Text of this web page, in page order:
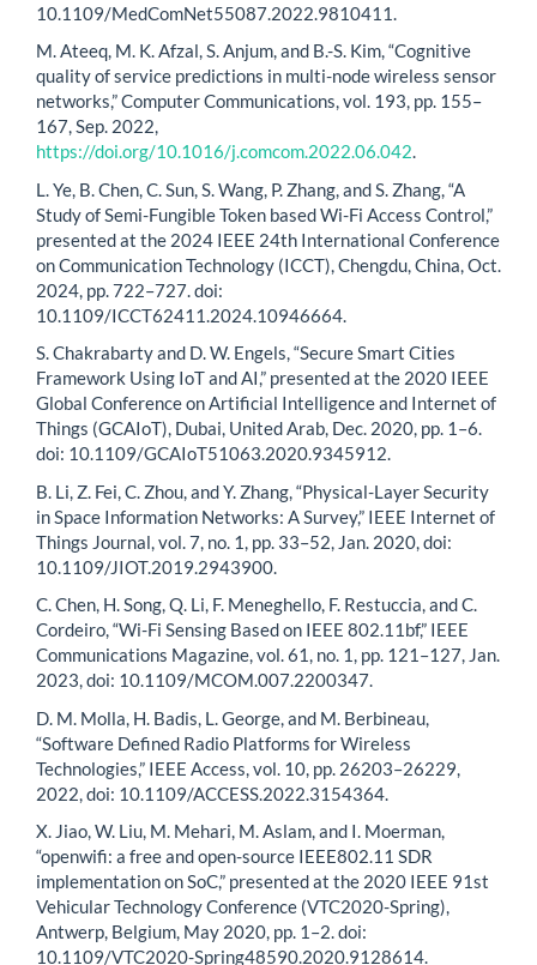
10.1109/MedComNet55087.2022.9810411.
M. Ateeq, M. K. Afzal, S. Anjum, and B.-S. Kim, “Cognitive
quality of service predictions in multi-node wireless sensor
networks,” Computer Communications, vol. 193, pp. 155–
167, Sep. 2022,
https://doi.org/10.1016/j.comcom.2022.06.042.
L. Ye, B. Chen, C. Sun, S. Wang, P. Zhang, and S. Zhang, “A
Study of Semi-Fungible Token based Wi-Fi Access Control,”
presented at the 2024 IEEE 24th International Conference
on Communication Technology (ICCT), Chengdu, China, Oct.
2024, pp. 722–727. doi:
10.1109/ICCT62411.2024.10946664.
S. Chakrabarty and D. W. Engels, “Secure Smart Cities
Framework Using IoT and AI,” presented at the 2020 IEEE
Global Conference on Artificial Intelligence and Internet of
Things (GCAIoT), Dubai, United Arab, Dec. 2020, pp. 1–6.
doi: 10.1109/GCAIoT51063.2020.9345912.
B. Li, Z. Fei, C. Zhou, and Y. Zhang, “Physical-Layer Security
in Space Information Networks: A Survey,” IEEE Internet of
Things Journal, vol. 7, no. 1, pp. 33–52, Jan. 2020, doi:
10.1109/JIOT.2019.2943900.
C. Chen, H. Song, Q. Li, F. Meneghello, F. Restuccia, and C.
Cordeiro, “Wi-Fi Sensing Based on IEEE 802.11bf,” IEEE
Communications Magazine, vol. 61, no. 1, pp. 121–127, Jan.
2023, doi: 10.1109/MCOM.007.2200347.
D. M. Molla, H. Badis, L. George, and M. Berbineau,
“Software Defined Radio Platforms for Wireless
Technologies,” IEEE Access, vol. 10, pp. 26203–26229,
2022, doi: 10.1109/ACCESS.2022.3154364.
X. Jiao, W. Liu, M. Mehari, M. Aslam, and I. Moerman,
“openwifi: a free and open-source IEEE802.11 SDR
implementation on SoC,” presented at the 2020 IEEE 91st
Vehicular Technology Conference (VTC2020-Spring),
Antwerp, Belgium, May 2020, pp. 1–2. doi:
10.1109/VTC2020-Spring48590.2020.9128614.